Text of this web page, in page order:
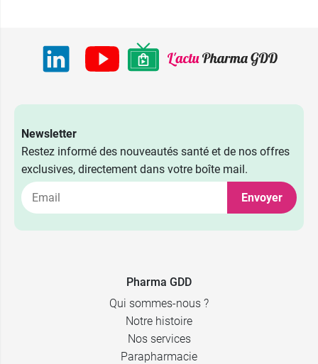
Newsletter
Restez informé des nouveautés santé et de nos offres
exclusives, directement dans votre boîte mail.
Envoyer
Pharma GDD
Qui sommes-nous ?
Notre histoire
Nos services
Parapharmacie